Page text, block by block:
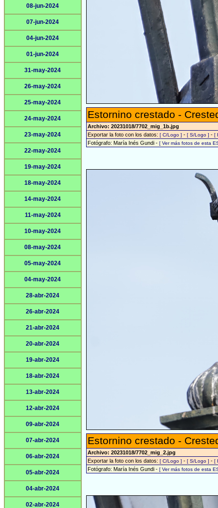
08-jun-2024
07-jun-2024
04-jun-2024
01-jun-2024
31-may-2024
26-may-2024
25-may-2024
24-may-2024
23-may-2024
22-may-2024
19-may-2024
18-may-2024
14-may-2024
11-may-2024
10-may-2024
08-may-2024
05-may-2024
04-may-2024
28-abr-2024
26-abr-2024
21-abr-2024
20-abr-2024
19-abr-2024
18-abr-2024
13-abr-2024
12-abr-2024
09-abr-2024
07-abr-2024
06-abr-2024
05-abr-2024
04-abr-2024
02-abr-2024
Estornino crestado -
Archivo: 20231018/7702_mig_1b.jpg
Exportar la foto con los datos: [ C/Logo ] - [ S/Logo ] - [
Fotógrafo: María Inés Gundi - [ Ver más fotos de esta
Estornino crestado -
Archivo: 20231018/7702_mig_2.jpg
Exportar la foto con los datos: [ C/Logo ] - [ S/Logo ] - [
Fotógrafo: María Inés Gundi - [ Ver más fotos de esta